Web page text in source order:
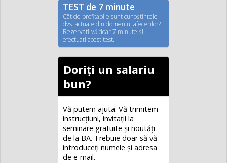
TEST de 7 minute
Cât de profitabile sunt cunoştinţele
dvs. actuale din domeniul afecerilor?
Rezervati-vă doar 7 minute şi
efectuaţi acest test.
Doriți un salariu
bun?
Vă putem ajuta. Vă trimitem
instrucțiuni, invitaţii la
seminare gratuite şi noutăţi
de la BA. Trebuie doar să vă
introduceţi numele și adresa
de e-mail.